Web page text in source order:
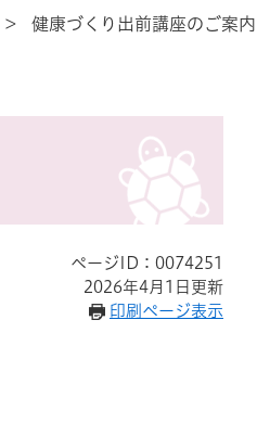
> 健康づくり出前講座のご案内
ページID：0074251
2026年4月1日更新
印刷ページ表示